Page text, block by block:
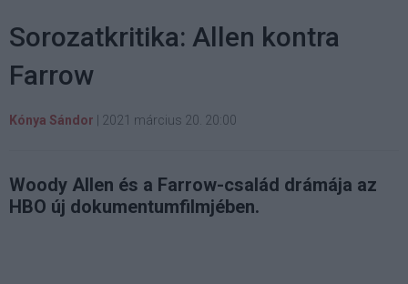
Sorozatkritika: Allen kontra
Farrow
Kónya Sándor 2021 március 20. 20:00
Woody Allen és a Farrow-család drámája az
HBO új dokumentumfilmjében.